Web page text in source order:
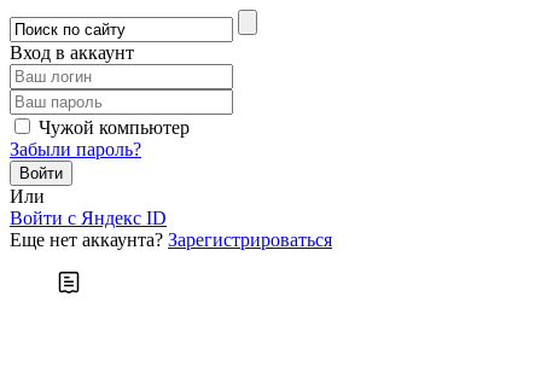
Вход в аккаунт
Чужой компьютер
Забыли пароль?
Или
Войти c Яндекс ID
Еще нет аккаунта? Зарегистрироваться